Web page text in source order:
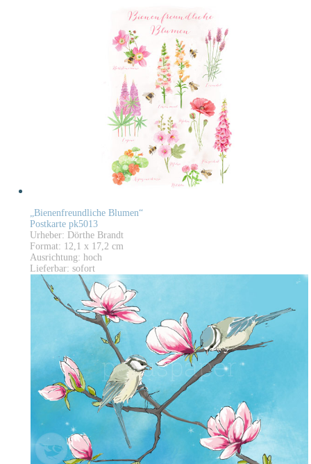
„Bienenfreundliche Blumen“
Postkarte pk5013
Urheber: Dörthe Brandt
Format: 12,1 x 17,2 cm
Ausrichtung: hoch
Lieferbar: sofort